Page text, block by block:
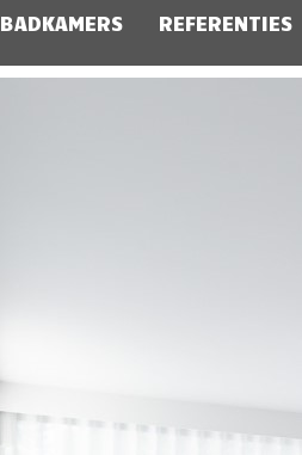
BADKAMERS REFERENTIES